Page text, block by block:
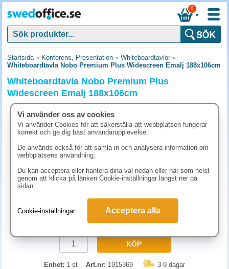
▼
0
Startsida» Konferens, Presentation » Whiteboardtavlor»
Whiteboardtavla Nobo Premium Plus Widescreen Emalj 188x106cm
Whiteboardtavla Nobo Premium Plus
Widescreen Emalj 188x106cm
5886.30 kr (inkl. moms)
KÖP
Enhet: 1 st Art.nr: 1915369 3-9 dagar
Vi använder oss av cookies
Vi använder Cookies för att säkerställa att webbplatsen fungerar
korrekt och ge dig bäst användarupplevelse.
De används också för att samla in och analysera information om
webbplatsens användning.
Du kan acceptera eller hantera dina val nedan eller när som helst
genom att klicka på länken Cookie-inställningar längst ner på
sidan.
Cookie-inställningar Acceptera alla